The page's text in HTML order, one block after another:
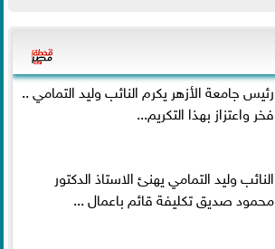
رئيس جامعة الأزهر يكرم النائب وليد التمامي ..
فخر واعتزاز بهذا التكريم...
النائب وليد التمامي يهنئ الاستاذ الدكتور
محمود صديق تكليفة قائم باعمال ...